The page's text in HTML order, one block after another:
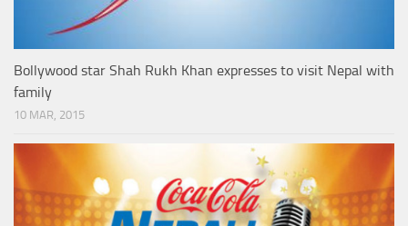
Bollywood star Shah Rukh Khan expresses to visit Nepal with
family
10 MAR, 2015